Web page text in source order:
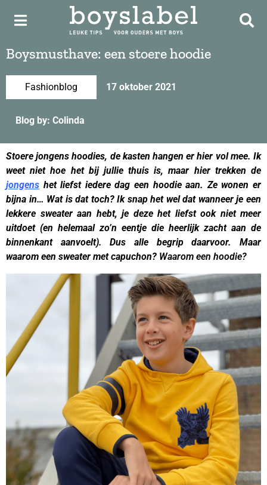
Boysmusthave: een stoere hoodie
Fashionblog 17 oktober 2021
Blog by: Colinda
Stoere jongens hoodies, de kasten hangen er hier vol mee. Ik
weet niet hoe het bij jullie thuis is, maar hier trekken de
jongens het liefst iedere dag een hoodie aan. Ze wonen er
bijna in… Wat is dat toch? Ik snap het wel dat wanneer je een
lekkere sweater aan hebt, je deze het liefst ook niet meer
uitdoet (en helemaal zo’n eentje die heerlijk zacht aan de
binnenkant aanvoelt). Dus alle begrip daarvoor. Maar
waarom een sweater met capuchon? Waarom een hoodie?